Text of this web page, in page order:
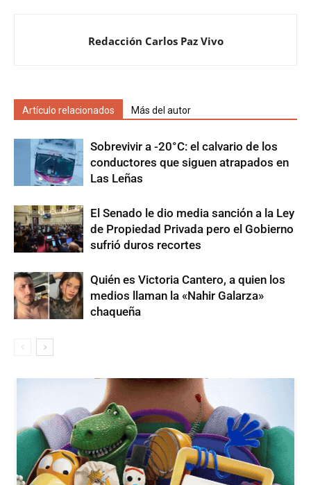
Redacción Carlos Paz Vivo
Artículo relacionados Más del autor
Sobrevivir a -20°C: el calvario de los
conductores que siguen atrapados en
Las Leñas
El Senado le dio media sanción a la Ley
de Propiedad Privada pero el Gobierno
sufrió duros recortes
Quién es Victoria Cantero, a quien los
medios llaman la «Nahir Galarza»
chaqueña